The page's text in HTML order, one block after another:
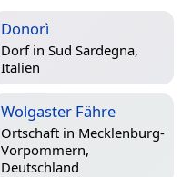
Donorì
Dorf in Sud Sardegna,
Italien
Wolgaster Fähre
Ortschaft in Mecklenburg-
Vorpommern,
Deutschland